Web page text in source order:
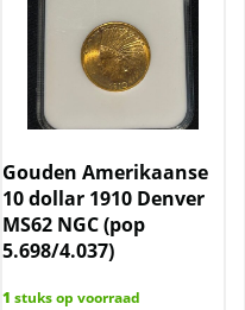
Gouden Amerikaanse
10 dollar 1910 Denver
MS62 NGC (pop
5.698/4.037)
1 stuks op voorraad